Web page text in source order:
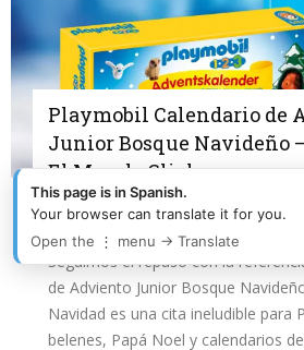
Playmobil Calendario de
Junior Bosque Navideño –
El Mundo Click
El Mundo Click - Playmobil
Seguimos el repaso con la
de Adviento Junior Bosque
Navidad es una cita ineludible para
belenes, Papá Noel y calendarios
This page is in Spanish.
Your browser can translate it for you.
Open the ⋮ menu → Translate